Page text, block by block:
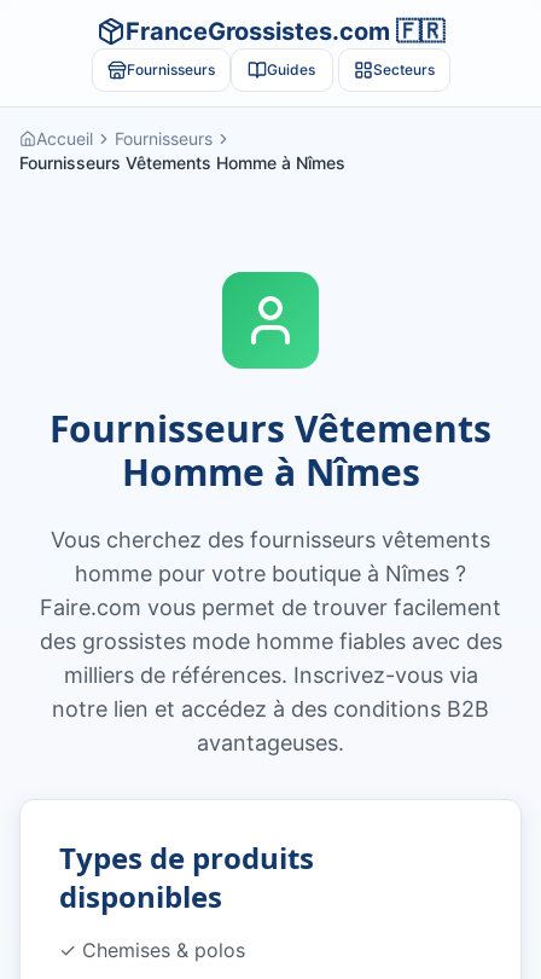
FranceGrossistes.com 🇫🇷
Fournisseurs Guides Secteurs
Accueil
Fournisseurs
Fournisseurs Vêtements Homme à Nîmes
Fournisseurs Vêtements
Homme à Nîmes
Vous cherchez des fournisseurs vêtements
homme pour votre boutique à Nîmes ?
Faire.com vous permet de trouver facilement
des grossistes mode homme fiables avec des
milliers de références. Inscrivez-vous via
notre lien et accédez à des conditions B2B
avantageuses.
Types de produits
disponibles
✓ Chemises & polos